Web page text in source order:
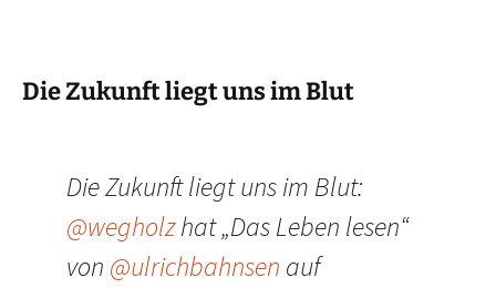
Die Zukunft liegt uns im Blut
Die Zukunft liegt uns im Blut:
@wegholzhat „Das Leben lesen“
von @ulrichbahnsen auf